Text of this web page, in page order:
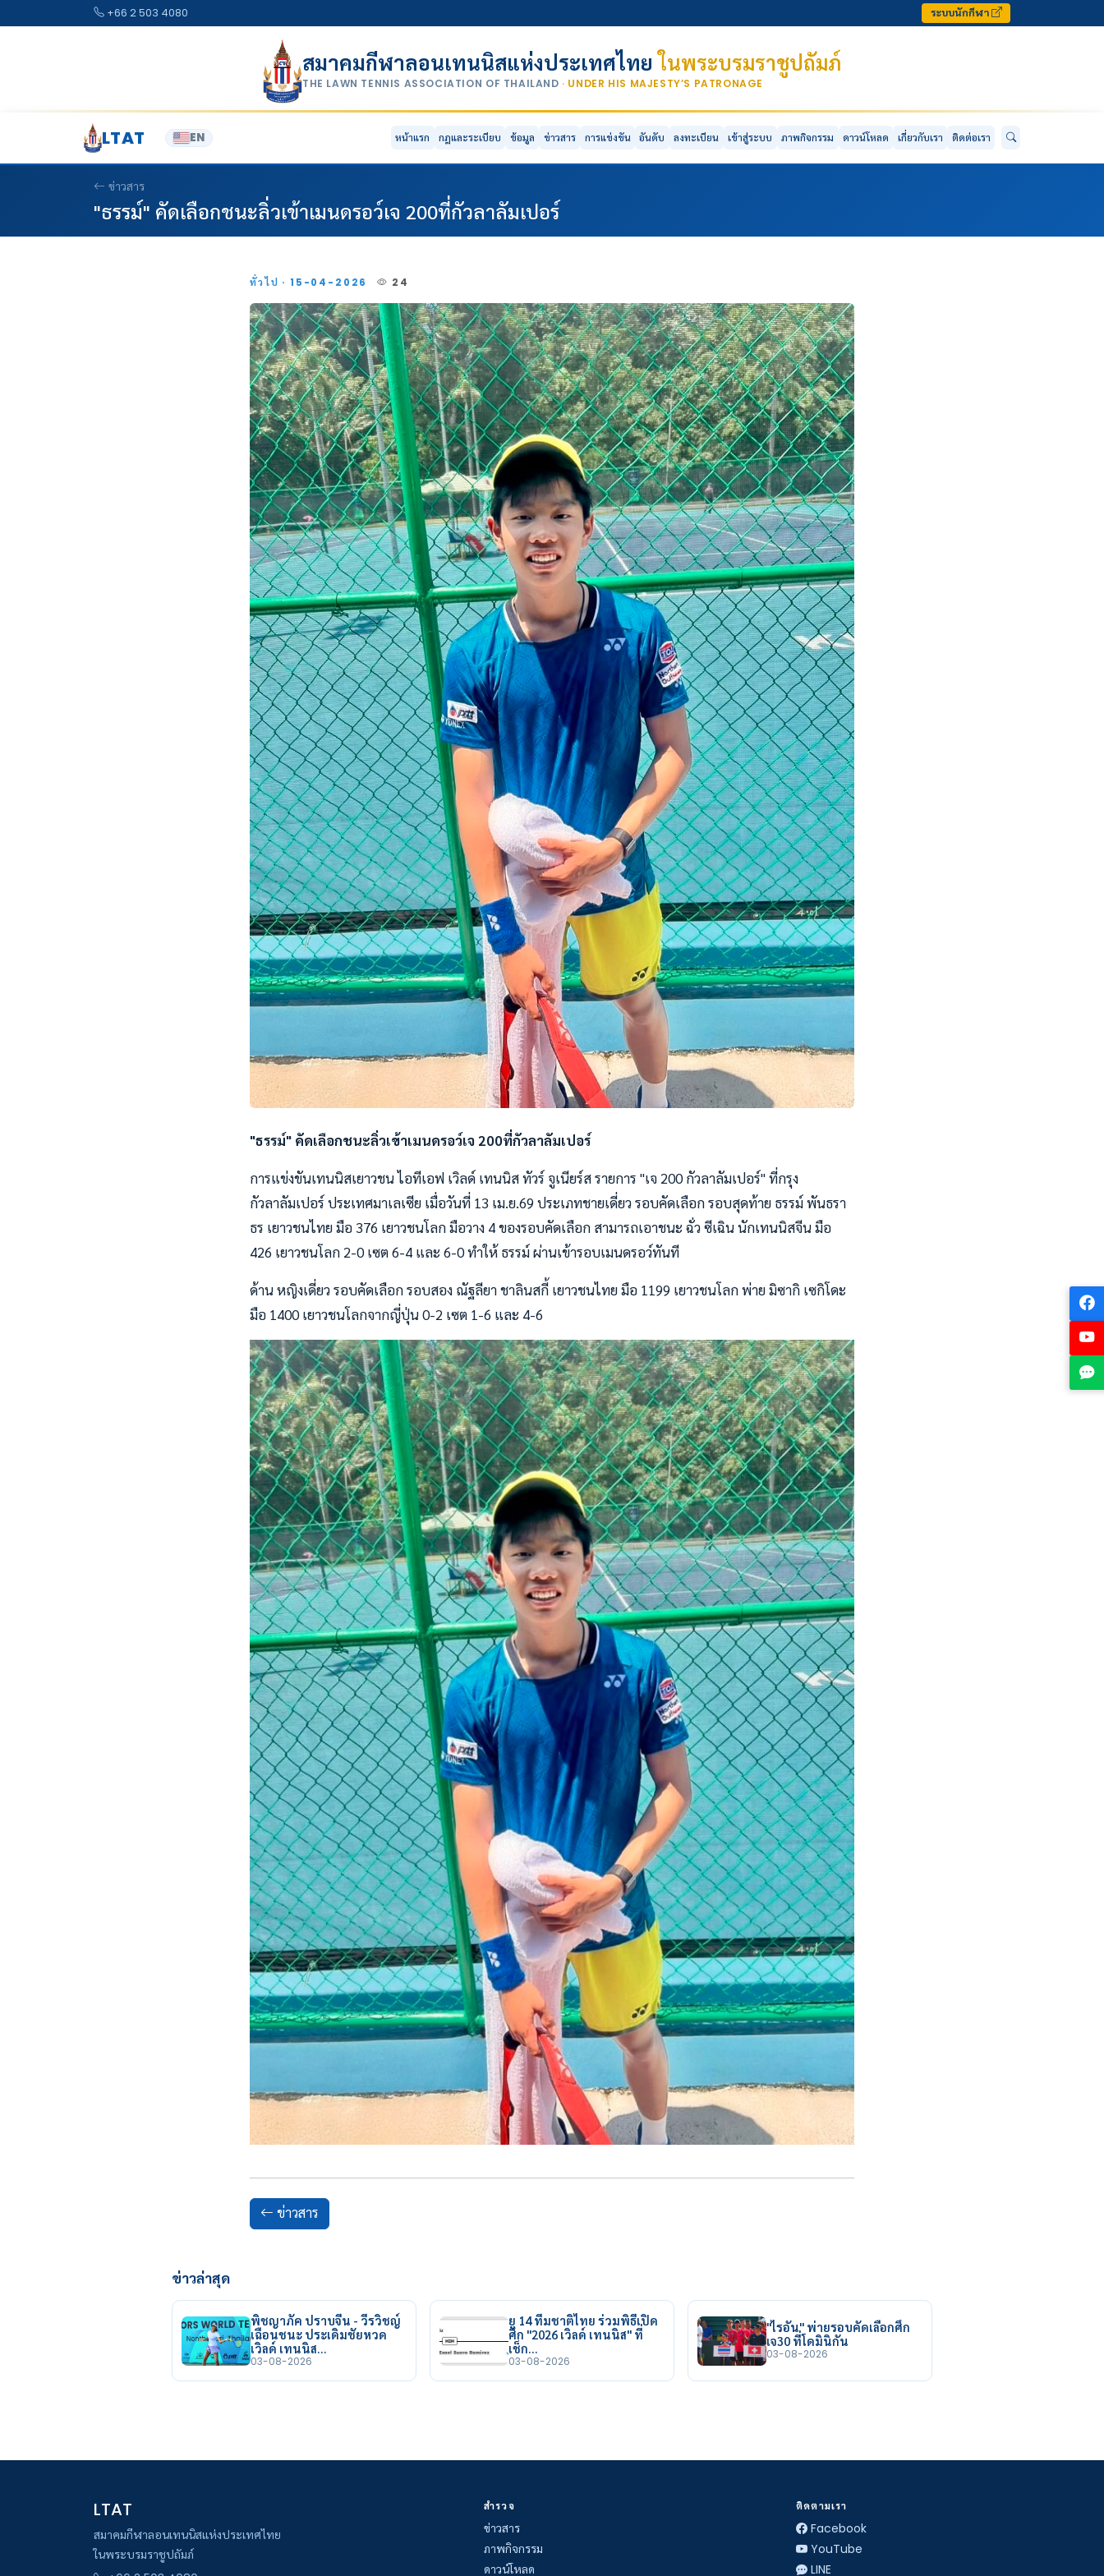
+66 2 503 4080 ระบบนักกีฬา
สมาคมกีฬาลอนเทนนิสแห่งประเทศไทยในพระบรมราชูปถัมภ์
THE LAWN TENNIS ASSOCIATION OF THAILAND · UNDER HIS MAJESTY’S PATRONAGE
LTAT EN หน้าแรก กฎและระเบียบ ข้อมูล ข่าวสาร การแข่งขัน อันดับ ลงทะเบียน เข้าสู่ระบบ ภาพกิจกรรม ดาวน์โหลด เกี่ยวกับเรา ติดต่อเรา
ข่าวสาร
"ธรรม์" คัดเลือกชนะลิ่วเข้าเมนดรอว์เจ 200ที่กัวลาลัมเปอร์
ทั่วไป · 15-04-2026 24
"ธรรม์" คัดเลือกชนะลิ่วเข้าเมนดรอว์เจ 200ที่กัวลาลัมเปอร์
การแข่งขันเทนนิสเยาวชน ไอทีเอฟ เวิลด์ เทนนิส ทัวร์ จูเนียร์ส รายการ "เจ 200 กัวลาลัมเปอร์" ที่กรุง
กัวลาลัมเปอร์ ประเทศมาเลเซีย เมื่อวันที่ 13 เม.ย.69 ประเภทชายเดี่ยว รอบคัดเลือก รอบสุดท้าย ธรรม์ พันธรา
ธร เยาวชนไทย มือ 376 เยาวชนโลก มือวาง 4 ของรอบคัดเลือก สามารถเอาชนะ ฉั่ว ซีเฉิน นักเทนนิสจีน มือ
426 เยาวชนโลก 2-0 เซต 6-4 และ 6-0 ทำให้ ธรรม์ ผ่านเข้ารอบเมนดรอว์ทันที
ด้าน หญิงเดี่ยว รอบคัดเลือก รอบสอง ณัฐลียา ชาลินสกี้ เยาวชนไทย มือ 1199 เยาวชนโลก พ่าย มิซากิ เซกิโดะ
มือ 1400 เยาวชนโลกจากญี่ปุ่น 0-2 เซต 1-6 และ 4-6
ข่าวสาร
ข่าวล่าสุด
พิชญาภัค ปราบจีน - วีรวิชญ์
เฉือนชนะ ประเดิมชัยหวด
เวิลด์ เทนนิส…
03-08-2026
ยู 14 ทีมชาติไทย ร่วมพิธีเปิด
ศึก "2026 เวิลด์ เทนนิส" ที่
เช็ก…
03-08-2026
"ไรอัน" พ่ายรอบคัดเลือกศึก
เจ30 ที่โดมินิกัน
03-08-2026
LTAT
สมาคมกีฬาลอนเทนนิสแห่งประเทศไทย
ในพระบรมราชูปถัมภ์
สำรวจ
ข่าวสาร
ภาพกิจกรรม
ดาวน์โหลด
ติดตามเรา
Facebook
YouTube
LINE